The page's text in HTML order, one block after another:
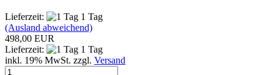
Lieferzeit:
1 Tag
(Ausland abweichend)
498,00 EUR
Lieferzeit:
1 Tag
inkl. 19% MwSt. zzgl. Versand